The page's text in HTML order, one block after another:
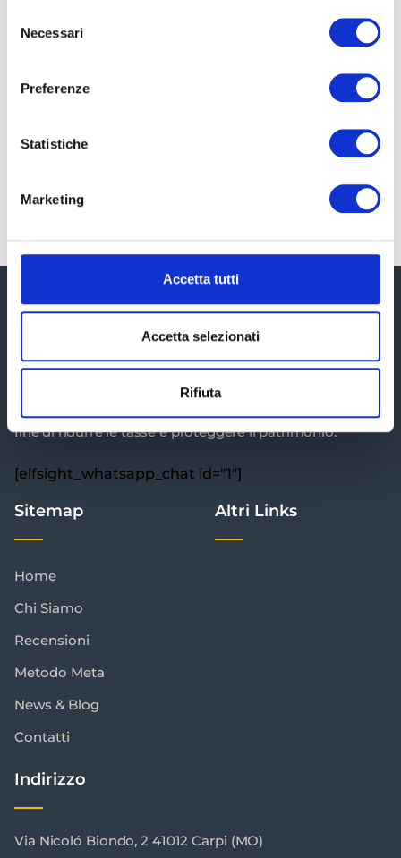
delNecessari
Preferenze
Statistiche
Marketing
Accetta tutti
Accetta selezionati
Rifiuta
per le aziende
La Legge di bilancio 2024 Il panorama fiscale
italiano si prospetta in evoluzione grazie alle
Bilancio e nei recenti schemi di decreti legge
Ti aiutiamo a districarti all'interno del labirinto fiscale al
fine di ridurre le tasse e proteggere il patrimonio.
[elfsight_whatsapp_chat id="1"]
Sitemap
Home
Chi Siamo
Recensioni
Metodo Meta
News & Blog
Contatti
Altri Links
Indirizzo
Via Nicoló Biondo, 2 41012 Carpi (MO)